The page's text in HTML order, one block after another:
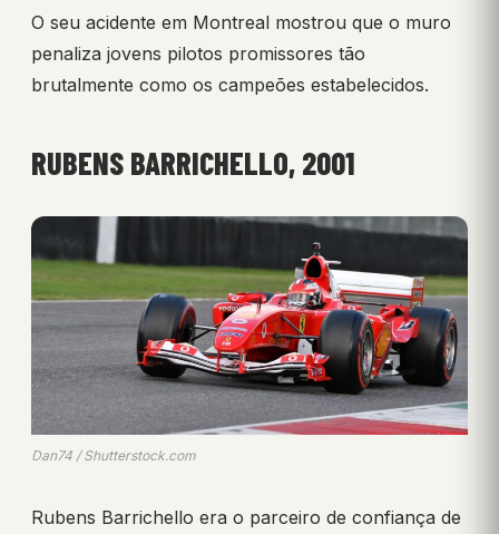
O seu acidente em Montreal mostrou que o muro
penaliza jovens pilotos promissores tão
brutalmente como os campeões estabelecidos.
RUBENS BARRICHELLO, 2001
Dan74 / Shutterstock.com
Rubens Barrichello era o parceiro de confiança de